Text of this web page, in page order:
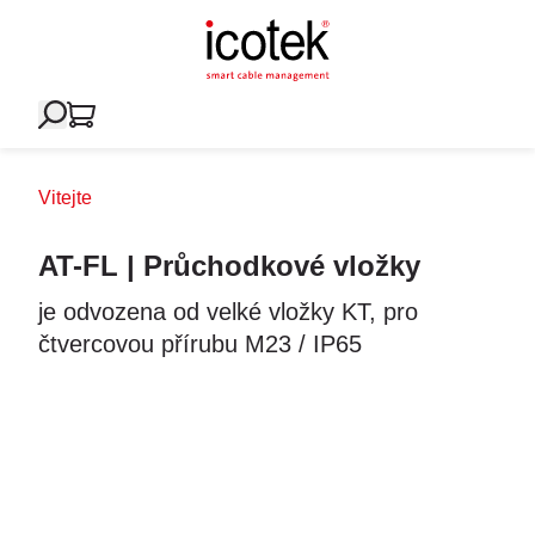
Vitejte
AT-FL | Průchodkové vložky
je odvozena od velké vložky KT, pro
čtvercovou přírubu M23 / IP65